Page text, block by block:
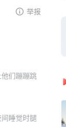
举报
们蹦蹦跳
睡觉时腿